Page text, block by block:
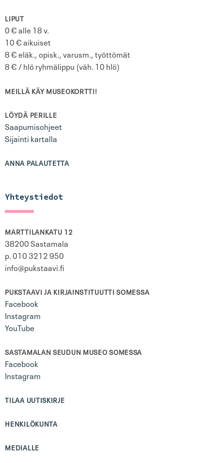
LIPUT
0 € alle 18 v.
10 € aikuiset
8 € eläk., opisk., varusm., työttömät
8 € / hlö ryhmälippu (väh. 10 hlö)
MEILLÄ KÄY MUSEOKORTTI!
LÖYDÄ PERILLE
Saapumisohjeet
Sijainti kartalla
ANNA PALAUTETTA
Yhteystiedot
MARTTILANKATU 12
38200 Sastamala
p. 010 3212 950
info@pukstaavi.fi
PUKSTAAVI JA KIRJAINSTITUUTTI SOMESSA
Facebook
Instagram
YouTube
SASTAMALAN SEUDUN MUSEO SOMESSA
Facebook
Instagram
TILAA UUTISKIRJE
HENKILÖKUNTA
MEDIALLE